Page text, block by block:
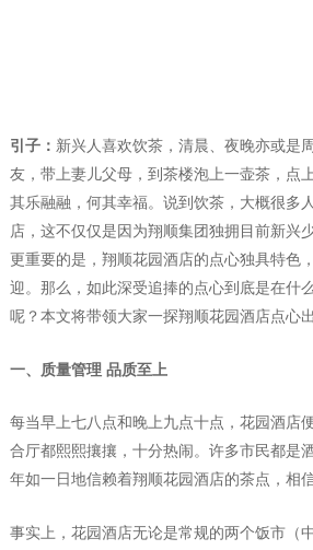
引子： 新兴人喜欢饮茶，清晨、夜晚亦或是
友，带上妻儿父母，到茶楼泡上一壶茶，点
其乐融融，何其幸福。说到饮茶，大概很多
店，这不仅仅是因为翔顺集团独拥目前新兴
更重要的是，翔顺花园酒店的点心独具特色
迎。那么，如此深受追捧的点心到底是在什
呢？本文将带领大家一探翔顺花园酒店点心
一、质量管理 品质至上
每当早上七八点和晚上九点十点，花园酒店
合厅都熙熙攘攘，十分热闹。许多市民都是
年如一日地信赖着翔顺花园酒店的茶点，相
事实上，花园酒店无论是常规的两个饭市（